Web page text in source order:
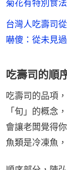
菊花有特別食法
台灣人吃壽司
嚇傻：從未見過
吃壽司的順
吃壽司的品項
「旬」的概念
會讓老闆覺得
魚類是冷凍魚